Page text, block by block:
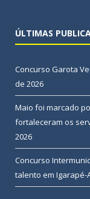
ÚLTIMAS
Concurso Garota
de 2026
Maio foi marcado
fortaleceram os
2026
Concurso
talento em Igarapé-